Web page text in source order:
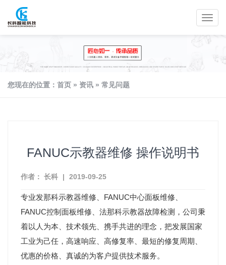
您现在的位置： 首页 » 资讯 » 常见问题
FANUC示教器维修 操作说明书
作者： 长科 | 2019-09-25
专业发那科示教器维修、FANUC中心面板维修、
FANUC控制面板维修、法那科示教器故障检测，公司秉
着以人为本、技术领先、携手共进的理念，把发展国家
工业为己任，高速响应、高修复率、最短的修复周期、
优惠的价格、真诚的为客户提供技术服务。